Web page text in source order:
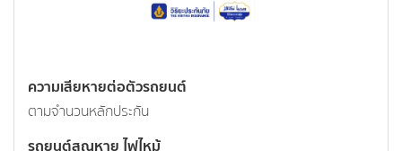
ความเสียหายต่อตัวรถยนต์
ตามจำนวนหลักประกัน
รถยนต์สูญหาย ไฟไหม้